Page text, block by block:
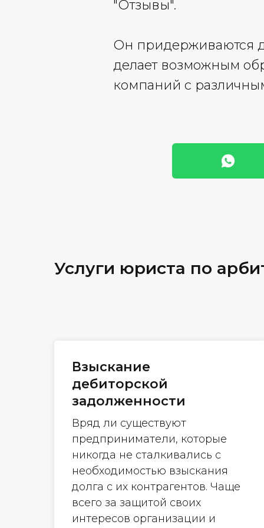
"Отзывы".
Он придерживаются
делает возможным
компаний с
Услуги юриста по
Взыскание
дебиторской
задолженности
Вряд ли существуют
предприниматели, которые
никогда не сталкивались с
необходимостью взыскания
долга с их контрагентов. Чаще
всего за защитой своих
интересов организации и